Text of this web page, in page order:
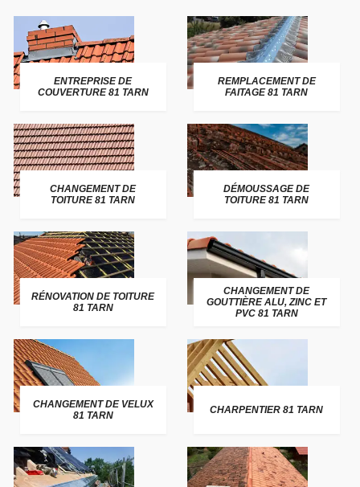
ENTREPRISE DE
COUVERTURE 81 TARN
REMPLACEMENT DE
FAITAGE 81 TARN
CHANGEMENT DE
TOITURE 81 TARN
DÉMOUSSAGE DE
TOITURE 81 TARN
RÉNOVATION DE TOITURE
81 TARN
CHANGEMENT DE
GOUTTIÈRE ALU, ZINC ET
PVC 81 TARN
CHANGEMENT DE VELUX
81 TARN
CHARPENTIER 81 TARN